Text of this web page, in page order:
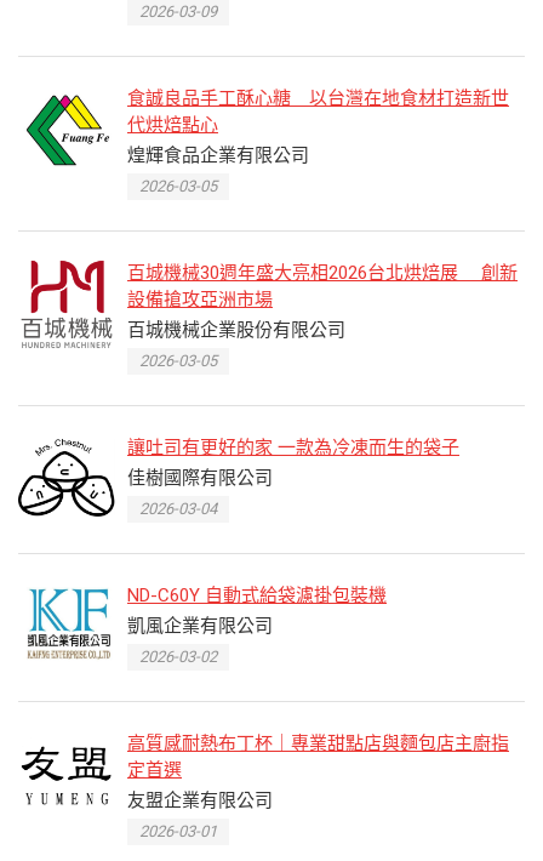
2026-03-09
食誠良品手工酥心糖 以台灣在地食材打造新世
代烘焙點心
煌輝食品企業有限公司
2026-03-05
百城機械30週年盛大亮相2026台北烘焙展 創新
設備搶攻亞洲市場
百城機械企業股份有限公司
2026-03-05
讓吐司有更好的家 一款為冷凍而生的袋子
佳樹國際有限公司
2026-03-04
ND-C60Y 自動式給袋濾掛包裝機
凱風企業有限公司
2026-03-02
高質感耐熱布丁杯｜專業甜點店與麵包店主廚指
定首選
友盟企業有限公司
2026-03-01